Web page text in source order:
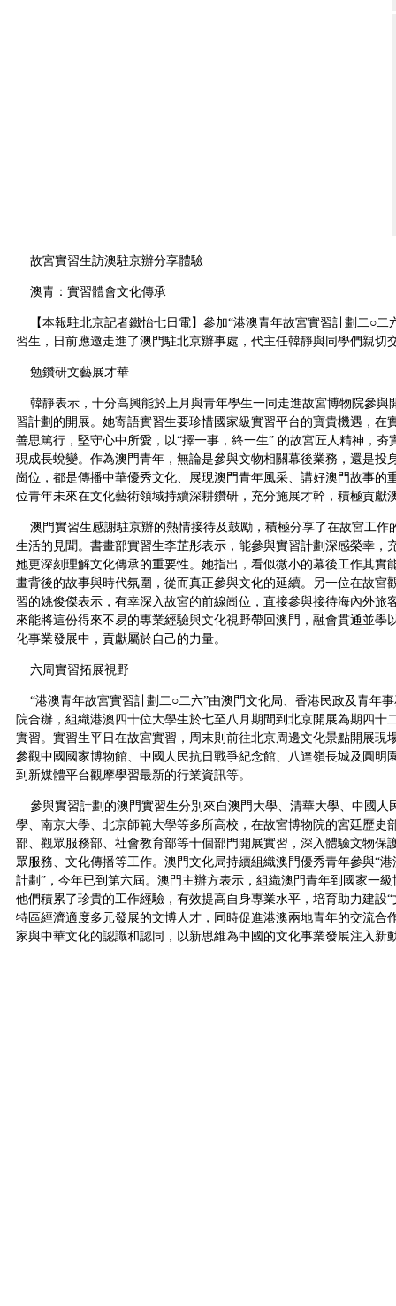
故宮實習生訪澳駐京辦分享體驗
澳青：實習體會文化傳承
【本報駐北京記者鐵怡七日電】參加“港澳青年故宮實習計劃二○二
習生，日前應邀走進了澳門駐北京辦事處，代主任韓靜與同學們親切
勉鑽研文藝展才華
韓靜表示，十分高興能於上月與青年學生一同走進故宮博物院參與
習計劃的開展。她寄語實習生要珍惜國家級實習平台的寶貴機遇，在
善思篤行，堅守心中所愛，以“擇一事，終一生” 的故宮匠人精神，夯
現成長蛻變。作為澳門青年，無論是參與文物相關幕後業務，還是投
崗位，都是傳播中華優秀文化、展現澳門青年風采、講好澳門故事的
位青年未來在文化藝術領域持續深耕鑽研，充分施展才幹，積極貢獻
澳門實習生感謝駐京辦的熱情接待及鼓勵，積極分享了在故宮工作
生活的見聞。書畫部實習生李芷彤表示，能參與實習計劃深感榮幸，
她更深刻理解文化傳承的重要性。她指出，看似微小的幕後工作其實
畫背後的故事與時代氛圍，從而真正參與文化的延續。另一位在故宮
習的姚俊傑表示，有幸深入故宮的前線崗位，直接參與接待海內外旅
來能將這份得來不易的專業經驗與文化視野帶回澳門，融會貫通並學
化事業發展中，貢獻屬於自己的力量。
六周實習拓展視野
“港澳青年故宮實習計劃二○二六”由澳門文化局、香港民政及青年
院合辦，組織港澳四十位大學生於七至八月期間到北京開展為期四十
實習。實習生平日在故宮實習，周末則前往北京周邊文化景點開展現
參觀中國國家博物館、中國人民抗日戰爭紀念館、八達嶺長城及圓明
到新媒體平台觀摩學習最新的行業資訊等。
參與實習計劃的澳門實習生分別來自澳門大學、清華大學、中國人
學、南京大學、北京師範大學等多所高校，在故宮博物院的宮廷歷史
部、觀眾服務部、社會教育部等十個部門開展實習，深入體驗文物保
眾服務、文化傳播等工作。澳門文化局持續組織澳門優秀青年參與“
計劃”，今年已到第六屆。澳門主辦方表示，組織澳門青年到國家一
他們積累了珍貴的工作經驗，有效提高自身專業水平，培育助力建設“
特區經濟適度多元發展的文博人才，同時促進港澳兩地青年的交流合
家與中華文化的認識和認同，以新思維為中國的文化事業發展注入新